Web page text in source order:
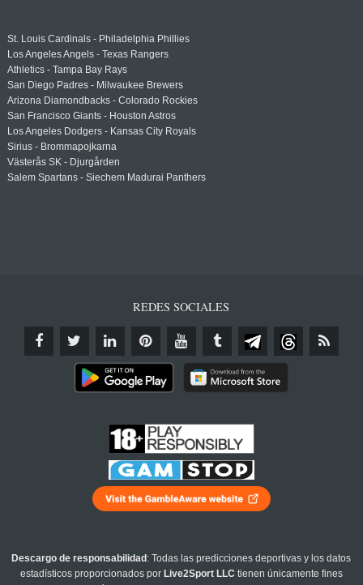
St. Louis Cardinals - Philadelphia Phillies
Los Angeles Angels - Texas Rangers
Athletics - Tampa Bay Rays
San Diego Padres - Milwaukee Brewers
Arizona Diamondbacks - Colorado Rockies
San Francisco Giants - Houston Astros
Los Angeles Dodgers - Kansas City Royals
Sirius - Brommapojkarna
Västerås SK - Djurgården
Salem Spartans - Siechem Madurai Panthers
REDES SOCIALES
Descargo de responsabilidad : Todas las predicciones deportivas y los datos
estadísticos proporcionados por Live2Sport LLC tienen únicamente fines